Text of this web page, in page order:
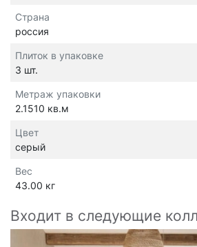
Страна
россия
Плиток в упаковке
3 шт.
Метраж упаковки
2.1510 кв.м
Цвет
серый
Вес
43.00 кг
Входит в следующие